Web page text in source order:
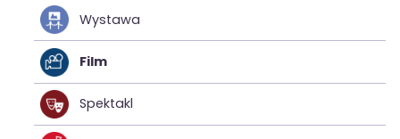
Wystawa
Film
Spektakl